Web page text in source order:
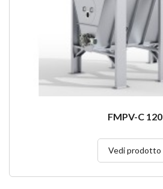
FMPV-C 120
Vedi prodotto